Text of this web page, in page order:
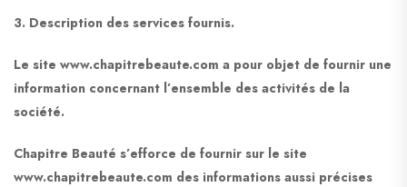
3. Description des services fournis.
Le site www.chapitrebeaute.com a pour objet de fournir une
information concernant l’ensemble des activités de la
société.
Chapitre Beauté s’efforce de fournir sur le site
www.chapitrebeaute.com des informations aussi précises